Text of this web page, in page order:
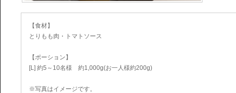
【食材】
とりもも肉・トマトソース
【ポーション】
[L] 約5～10名様 約1,000g(お一人様約200g)
※写真はイメージです。